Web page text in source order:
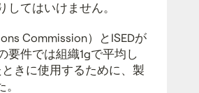
てはいけません。
Commission）とISEDが
要件では組織1gで平均し
きに使用するために、製